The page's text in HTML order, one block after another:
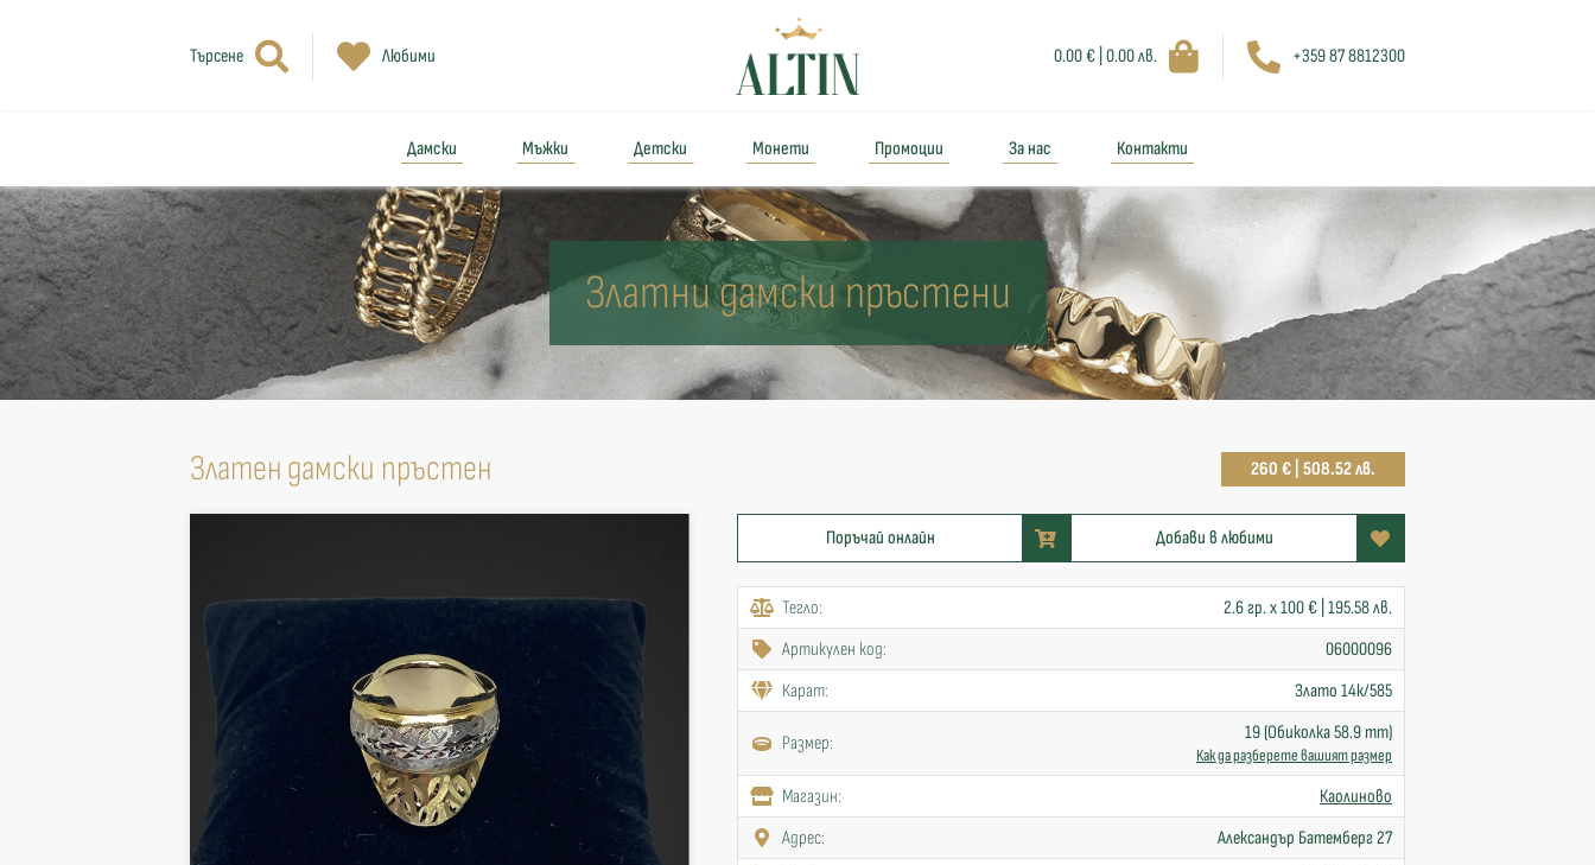
Търсене Любими 0.00 € | 0.00 лв. +359 87 8812300
Дамски Мъжки Детски Монети Промоции За нас Контакти
Златни дамски пръстени
Златен дамски пръстен 260 € | 508.52 лв.
Поръчай онлайн Добави в любими
Тегло:
2.6 гр. x 100 € | 195.58 лв.
Артикулен код:
06000096
Карат:
Злато 14к/585
Размер: 19 (Обиколка 58.9 mm)
Как да разберете вашият размер
Mагазин:
Каолиново
Адрес:
Александър Батемберг 27